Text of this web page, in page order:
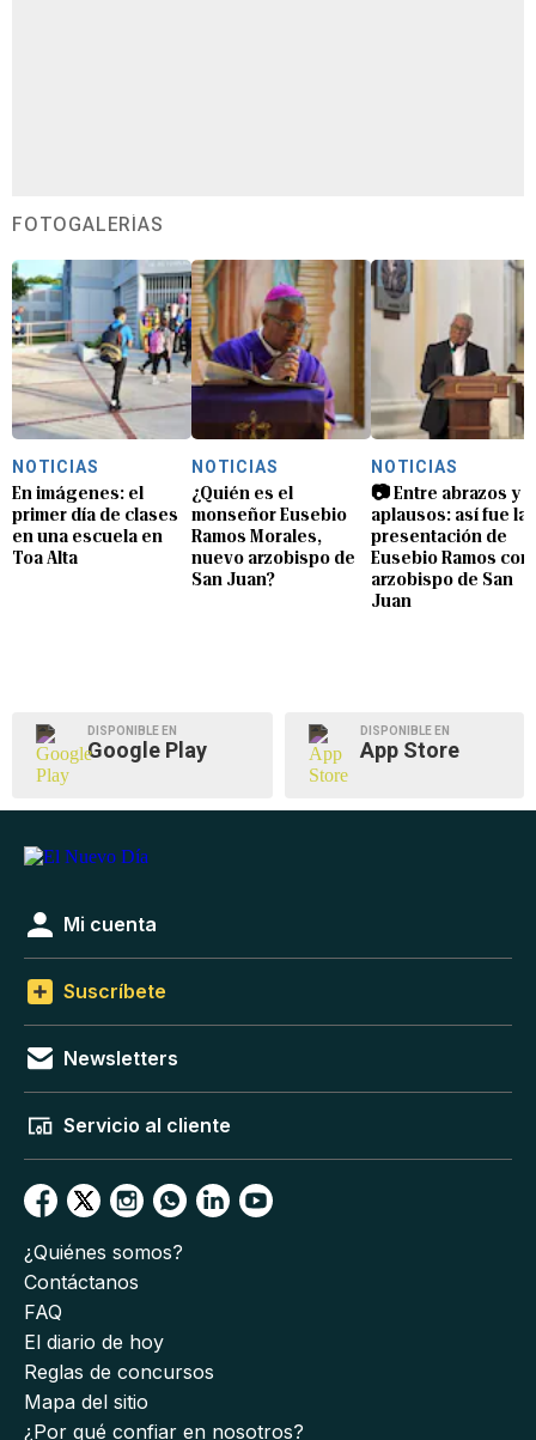
FOTOGALERÍAS
NOTICIAS
En imágenes: el
primer día de clases
en una escuela en
Toa Alta
NOTICIAS
¿Quién es el
monseñor Eusebio
Ramos Morales,
nuevo arzobispo de
San Juan?
NOTICIAS
📷 Entre abrazos y
aplausos: así fue la
presentación de
Eusebio Ramos
arzobispo de San
Juan
DISPONIBLE EN
Google Play
DISPONIBLE EN
App Store
Mi cuenta
Suscríbete
Newsletters
Servicio al cliente
¿Quiénes somos?
Contáctanos
FAQ
El diario de hoy
Reglas de concursos
Mapa del sitio
¿Por qué confiar en nosotros?